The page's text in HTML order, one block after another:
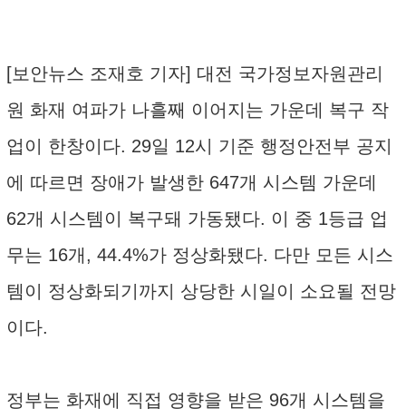
[보안뉴스 조재호 기자] 대전 국가정보자원관리
원 화재 여파가 나흘째 이어지는 가운데 복구 작
업이 한창이다. 29일 12시 기준 행정안전부 공지
에 따르면 장애가 발생한 647개 시스템 가운데
62개 시스템이 복구돼 가동됐다. 이 중 1등급 업
무는 16개, 44.4%가 정상화됐다. 다만 모든 시스
템이 정상화되기까지 상당한 시일이 소요될 전망
이다.
정부는 화재에 직접 영향을 받은 96개 시스템을